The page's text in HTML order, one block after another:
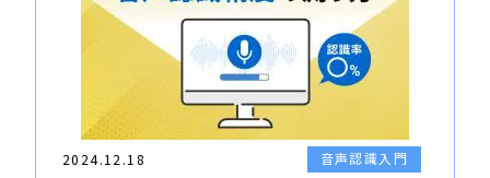
2024.12.18 音声認識入門